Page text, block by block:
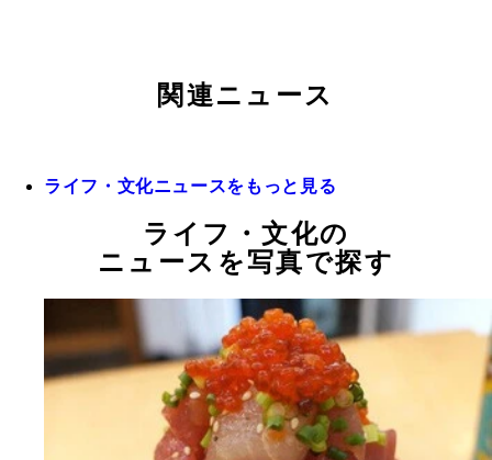
関連ニュース
ライフ・文化ニュースをもっと見る
ライフ・文化の
ニュースを写真で探す